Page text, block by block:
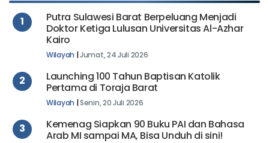
1
Putra Sulawesi Barat Berpeluang Menjadi
Doktor Ketiga Lulusan Universitas Al-Azhar
Kairo
Wilayah |Jumat, 24 Juli 2026
2
Launching 100 Tahun Baptisan Katolik
Pertama di Toraja Barat
Wilayah |Senin, 20 Juli 2026
3
Kemenag Siapkan 90 Buku PAI dan Bahasa
Arab MI sampai MA, Bisa Unduh di sini!